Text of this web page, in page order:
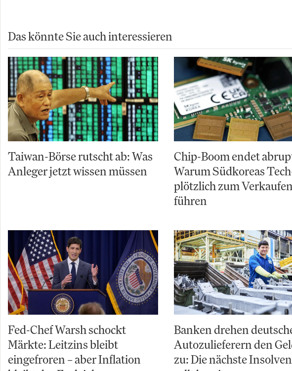
Das könnte Sie auch interessieren
Taiwan-Börse rutscht ab: Was
Anleger jetzt wissen müssen
Chip-Boom endet
Warum Südkoreas
plötzlich zum Verkaufen
führen
Fed-Chef Warsh schockt
Märkte: Leitzins bleibt
eingefroren – aber Inflation
Banken drehen
Autozulieferern den
zu: Die nächste